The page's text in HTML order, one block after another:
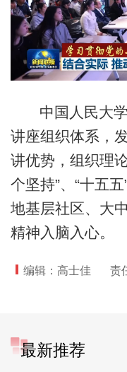
中国人民大
讲座组织体系，
讲优势，组织理
个坚持”、“十五
地基层社区、大
精神入脑入心。
编辑：高士佳 责
最新推荐